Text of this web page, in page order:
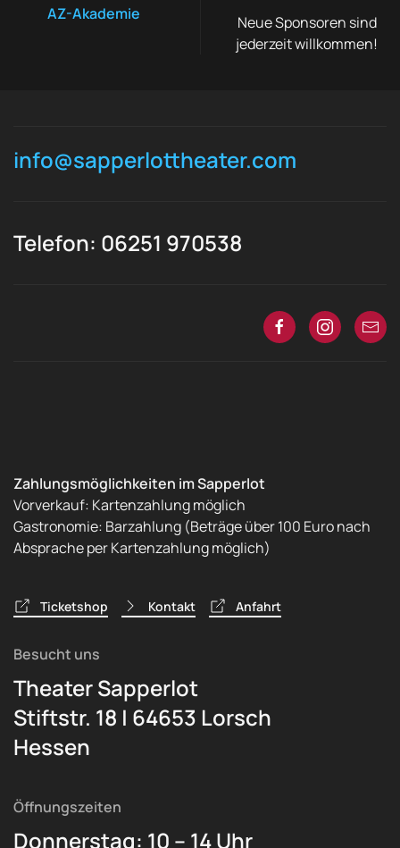
AZ-Akademie
Neue Sponsoren sind
jederzeit willkommen!
info@sapperlottheater.com
Telefon: 06251 970538
Zahlungsmöglichkeiten im Sapperlot
Vorverkauf: Kartenzahlung möglich
Gastronomie: Barzahlung (Beträge über 100 Euro nach
Absprache per Kartenzahlung möglich)
Ticketshop Kontakt Anfahrt
Besucht uns
Theater Sapperlot
Stiftstr. 18 | 64653 Lorsch
Hessen
Öffnungszeiten
Donnerstag: 10 – 14 Uhr